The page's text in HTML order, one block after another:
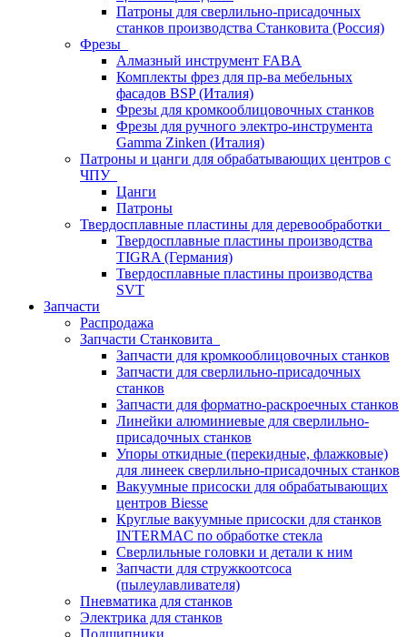
Патроны для сверлильно-присадочных
станков производства Станковита (Россия)
Фрезы
Алмазный инструмент FABA
Комплекты фрез для пр-ва мебельных
фасадов BSP (Италия)
Фрезы для кромкооблицовочных станков
Фрезы для ручного электро-инструмента
Gamma Zinken (Италия)
Патроны и цанги для обрабатывающих центров с
ЧПУ
Цанги
Патроны
Твердосплавные пластины для деревообработки
Твердосплавные пластины производства
TIGRA (Германия)
Твердосплавные пластины производства
SVT
Запчасти
Распродажа
Запчасти Станковита
Запчасти для кромкооблицовочных станков
Запчасти для сверлильно-присадочных
станков
Запчасти для форматно-раскроечных станков
Линейки алюминиевые для сверлильно-
присадочных станков
Упоры откидные (перекидные, флажковые)
для линеек сверлильно-присадочных станков
Вакуумные присоски для обрабатывающих
центров Biesse
Круглые вакуумные присоски для станков
INTERMAC по обработке стекла
Сверлильные головки и детали к ним
Запчасти для стружкоотсоса
(пылеулавливателя)
Пневматика для станков
Электрика для станков
Подшипники